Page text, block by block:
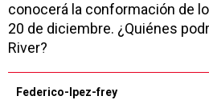
conocerá la conformación de
20 de diciembre. ¿Quiénes
River?
Federico-lpez-frey